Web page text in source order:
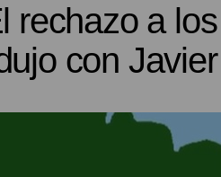
rechazo a
con